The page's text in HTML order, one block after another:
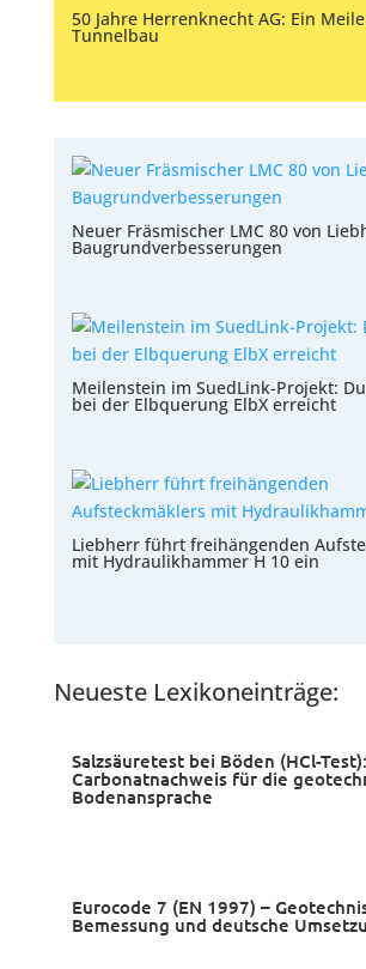
50 Jahre Herrenknecht AG: Ein
Tunnelbau
Neuer Fräsmischer LMC 80 von
Baugrundverbesserungen
Meilenstein im SuedLink-Projekt:
bei der Elbquerung ElbX erreicht
Liebherr führt freihängenden
mit Hydraulikhammer H 10 ein
Neueste Lexikoneinträge:
Salzsäuretest bei Böden (HCl-Test):
Carbonatnachweis für die
Bodenansprache
Eurocode 7 (EN 1997) –
Bemessung und deutsche